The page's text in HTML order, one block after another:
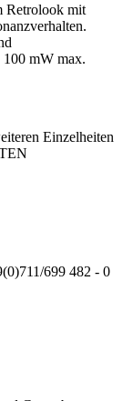
Retrolook mit
mW max.
Einzelheiten
699 482 - 0